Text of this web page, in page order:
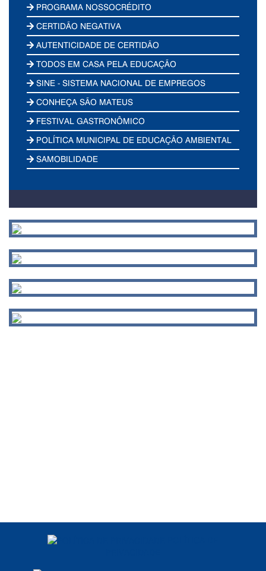
PROGRAMA NOSSOCRÉDITO
CERTIDÃO NEGATIVA
AUTENTICIDADE DE CERTIDÃO
TODOS EM CASA PELA EDUCAÇÃO
SINE - SISTEMA NACIONAL DE EMPREGOS
CONHEÇA SÃO MATEUS
FESTIVAL GASTRONÔMICO
POLÍTICA MUNICIPAL DE EDUCAÇÃO AMBIENTAL
SAMOBILIDADE